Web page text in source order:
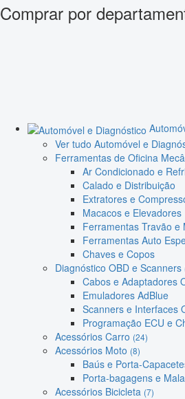
Comprar por
Ver tudo Automóvel e
Ferramentas de Oficina
Ar Condicionado e
Calado e Distribuição
Extratores e
Macacos e Elevadores
Ferramentas Travão e
Ferramentas Auto
Chaves e Copos
Diagnóstico OBD e Scanners
Cabos e Adaptadores
Emuladores AdBlue
Scanners e Interfaces
Programação ECU e
Acessórios Carro (24)
Acessórios Moto (8)
Baús e Porta-
Porta-bagagens e
Acessórios Bicicleta (7)